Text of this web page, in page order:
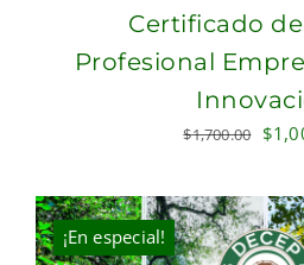
Certificado
Profesional
$1,700.00
was:
$
¡En especial!